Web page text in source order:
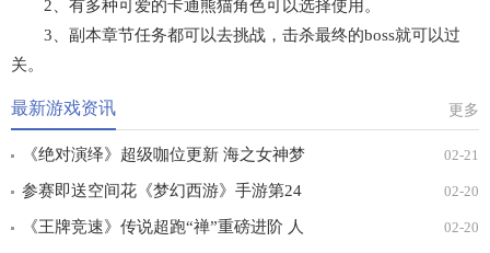
2、有多种可爱的卡通熊猫角色可以选择使用。
3、副本章节任务都可以去挑战，击杀最终的boss就可以过
关。
最新游戏资讯 更多
《绝对演绎》超级咖位更新 海之女神梦
幻时装免费拿！
02-21
参赛即送空间花《梦幻西游》手游第24
届X9联赛报名进行中！
02-20
《王牌竞速》传说超跑“禅”重磅进阶 人 02-20